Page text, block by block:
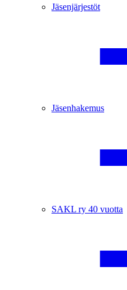
Jäsenjärjestöt
Jäsenhakemus
SAKL ry 40 vuotta